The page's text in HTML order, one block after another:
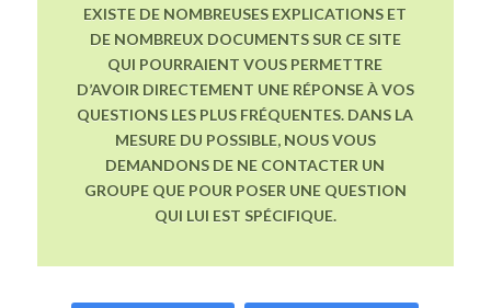
EXISTE DE NOMBREUSES EXPLICATIONS ET
DE NOMBREUX DOCUMENTS SUR CE SITE
QUI POURRAIENT VOUS PERMETTRE
D’AVOIR DIRECTEMENT UNE RÉPONSE À VOS
QUESTIONS LES PLUS FRÉQUENTES. DANS LA
MESURE DU POSSIBLE, NOUS VOUS
DEMANDONS DE NE CONTACTER UN
GROUPE QUE POUR POSER UNE QUESTION
QUI LUI EST SPÉCIFIQUE.